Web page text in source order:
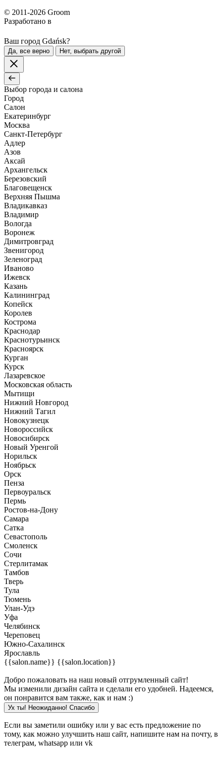
© 2011-2026 Groom
Разработано в
Ваш город Gdańsk?
Да, все верно Нет, выбрать другой
Выбор города и салона
Город
Салон
Екатеринбург
Москва
Санкт-Петербург
Адлер
Азов
Аксай
Архангельск
Березовский
Благовещенск
Верхняя Пышма
Владикавказ
Владимир
Вологда
Воронеж
Димитровград
Звенигород
Зеленоград
Иваново
Ижевск
Казань
Калининград
Копейск
Королев
Кострома
Краснодар
Краснотурьинск
Красноярск
Курган
Курск
Лазаревское
Московская область
Мытищи
Нижний Новгород
Нижний Тагил
Новокузнецк
Новороссийск
Новосибирск
Новый Уренгой
Норильск
Ноябрьск
Орск
Пенза
Первоуральск
Пермь
Ростов-на-Дону
Самара
Сатка
Севастополь
Смоленск
Сочи
Стерлитамак
Тамбов
Тверь
Тула
Тюмень
Улан-Удэ
Уфа
Челябинск
Череповец
Южно-Сахалинск
Ярославль
{{salon.name}} {{salon.location}}
Добро пожаловать на наш новый отгрумленный сайт!
Мы изменили дизайн сайта и сделали его удобней. Надеемся,
он понравится вам также, как и нам :)
Ух ты! Неожиданно! Cпасибо
Если вы заметили ошибку или у вас есть предложение по
тому, как можно улучшить наш сайт, напишите нам на почту, в
телеграм, whatsapp или vk